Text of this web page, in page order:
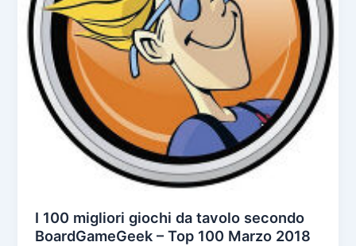
I 100 migliori giochi da tavolo secondo
BoardGameGeek – Top 100 Marzo 2018